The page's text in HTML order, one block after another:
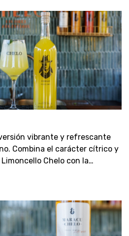
vibrante y refrescante
Combina el carácter cítrico y
Chelo con la
para esos mome